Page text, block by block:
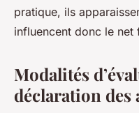
pratique, ils
influencent donc le net
Modalités
déclaration des